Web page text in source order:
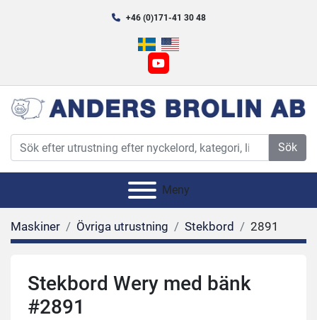
+46 (0)171-41 30 48
youtube
Sök
Meny
Maskiner Övriga utrustning Stekbord 2891
Stekbord Wery med bänk
#2891